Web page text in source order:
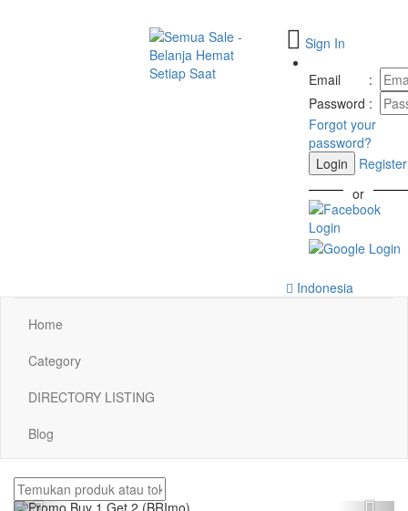
Sign In
Email
:
Password :
Forgot your
password?
Login
Register
or
Indonesia
Home
Category
DIRECTORY LISTING
Blog